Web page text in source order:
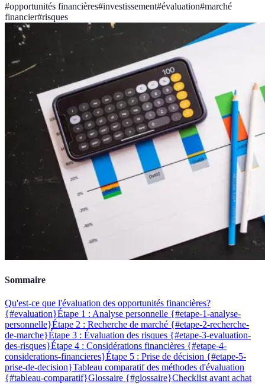
#opportunités financières#investissement#évaluation#marché
financier#risques
Sommaire
Qu'est-ce que l'évaluation des opportunités financières?
{#evaluation}Étape 1 : Analyse personnelle {#etape-1-analyse-
personnelle}Étape 2 : Recherche de marché {#etape-2-recherche-
de-marche}Étape 3 : Évaluation des risques {#etape-3-evaluation-
des-risques}Étape 4 : Considérations financières {#etape-4-
considerations-financieres}Étape 5 : Prise de décision {#etape-5-
prise-de-decision}Tableau comparatif des méthodes d'évaluation
{#tableau-comparatif}Glossaire {#glossaire}Checklist avant achat